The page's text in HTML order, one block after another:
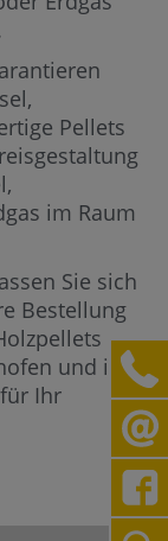
Pellets
im Raum
Sie sich
Bestellung
und in
Ihr